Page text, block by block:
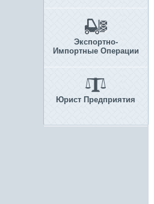
Экспортно-
Импортные Операции
Юрист Предприятия